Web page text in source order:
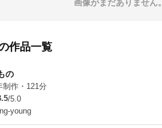
画像がまだありません。
作品一覧
の
制作・121分
/5.0
young